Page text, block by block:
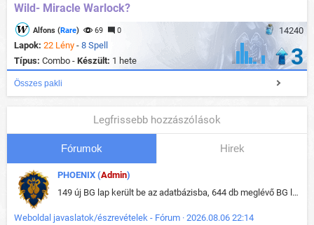
Wild- Miracle Warlock?
14240
Alfons (Rare) 69 0
Lapok: 22 Lény - 8 Spell
Típus: Combo - Készült: 1 hete 3
Összes pakli
Legfrissebb hozzászólások
Fórumok Hirek
PHOENIX (Admin)
149 új BG lap került be az adatbázisba, 644 db meglévő BG lap módosult, bekerültek az új képek a megváltozott lapokhoz is.
Weboldal javaslatok/észrevételek - Fórum · 2026.08.06 22:14